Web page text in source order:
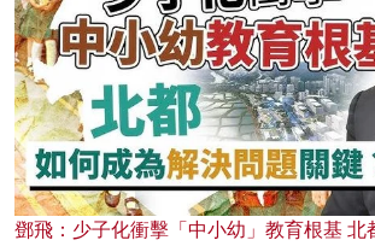
鄧飛：少子化衝擊「中小幼」教育根基 北